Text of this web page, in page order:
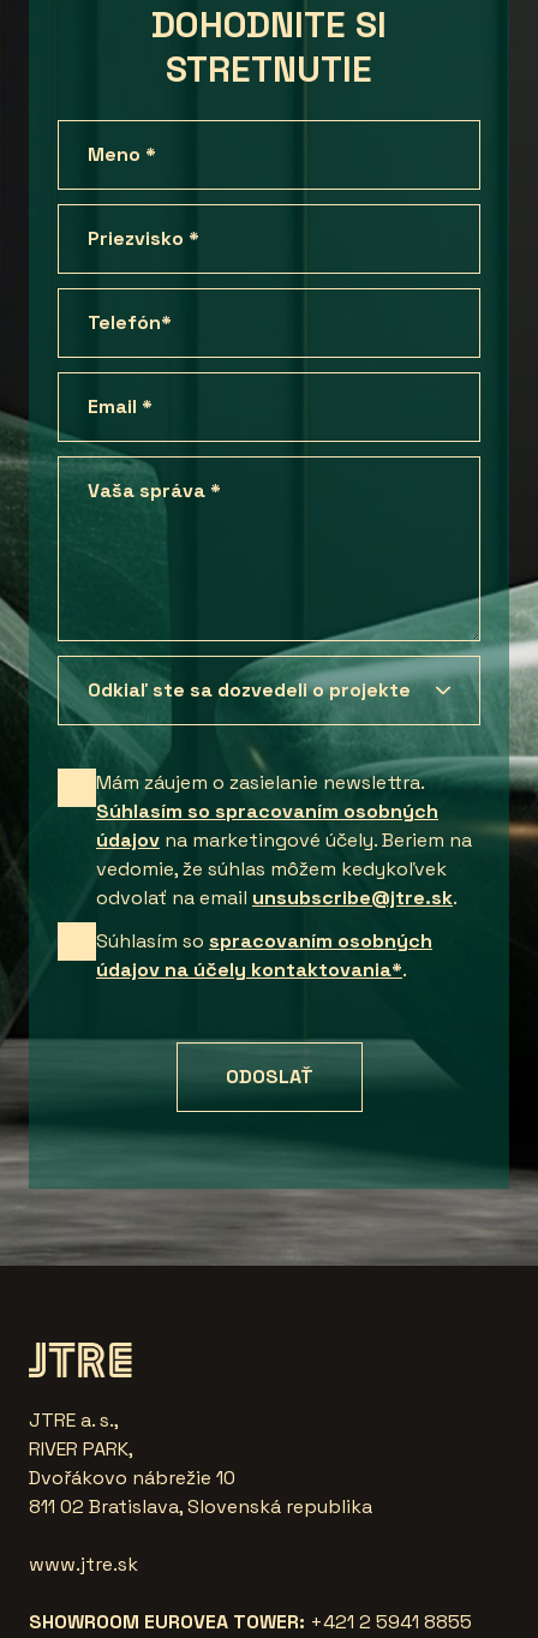
DOHODNITE SI
STRETNUTIE
Mám záujem o zasielanie newslettra.
Súhlasím so spracovaním osobných
údajov na marketingové účely. Beriem na
vedomie, že súhlas môžem kedykoľvek
odvolať na email unsubscribe@jtre.sk.
Súhlasím so spracovaním osobných
údajov na účely kontaktovania*.
JTRE a. s.,
RIVER PARK,
Dvořákovo nábrežie 10
811 02 Bratislava, Slovenská republika
www.jtre.sk
SHOWROOM EUROVEA TOWER: +421 2 5941 8855